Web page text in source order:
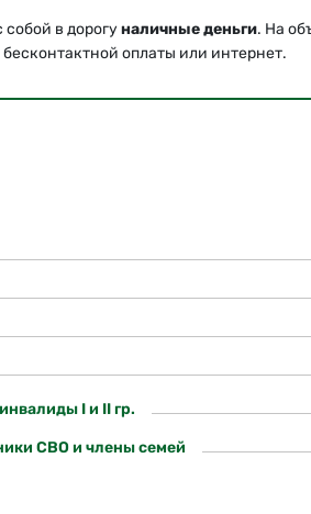
в дорогуналичные деньги. На
оплаты или интернет.
I и II гр.
СВО и члены семей